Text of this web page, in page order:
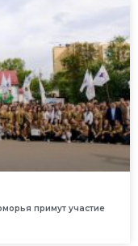
примут участие